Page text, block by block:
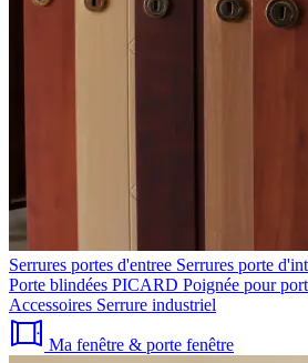
Serrures portes d'entree Serrures porte
Porte blindées PICARD Poignée pour
Accessoires Serrure industriel
Ma fenêtre & porte fenêtre